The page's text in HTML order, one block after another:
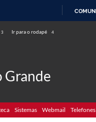
3 Ir para o rodapé 4
Grande
Sistemas Webmail Telefones